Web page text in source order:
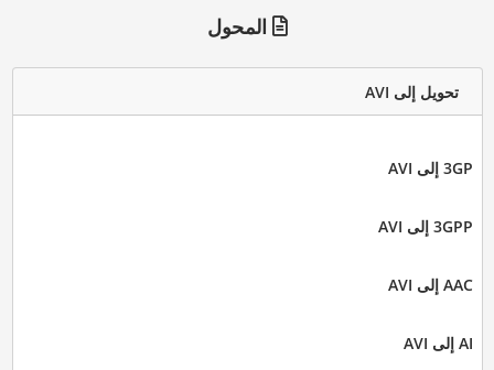
المحول
تحويل إلى AVI
3GP إلى AVI
3GPP إلى AVI
AAC إلى AVI
AI إلى AVI